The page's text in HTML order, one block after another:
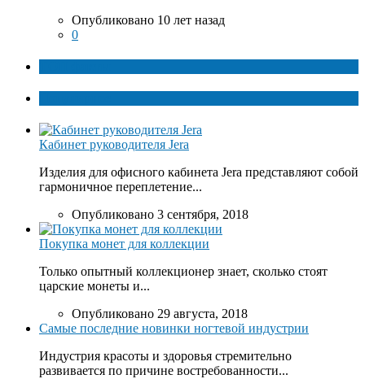
Опубликовано 10 лет назад
0
Кабинет руководителя Jera
Изделия для офисного кабинета Jera представляют собой
гармоничное переплетение...
Опубликовано 3 сентября, 2018
Покупка монет для коллекции
Только опытный коллекционер знает, сколько стоят
царские монеты и...
Опубликовано 29 августа, 2018
Самые последние новинки ногтевой индустрии
Индустрия красоты и здоровья стремительно
развивается по причине востребованности...